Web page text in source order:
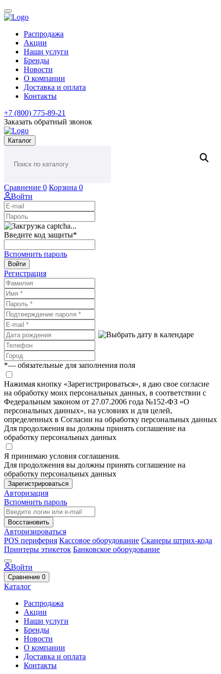
Распродажа
Акции
Наши услуги
Бренды
Новости
О компании
Доставка и оплата
Контакты
+7 (800) 775-89-21
Заказать обратный звонок
Каталог
Сравнение 0 Корзина 0
Войти
Введите код защиты*
Вспомнить пароль
Войти
Регистрация
*— обязательные для заполнения поля
Нажимая кнопку «Зарегистрироваться», я даю свое согласие
на обработку моих персональных данных, в соответствии с
Федеральным законом от 27.07.2006 года №152-ФЗ «О
персональных данных», на условиях и для целей,
определенных в Согласии на обработку персональных данных
Для продолжения вы должны принять соглашение на
обработку персональных данных
Я принимаю условия соглашения.
Для продолжения вы должны принять соглашение на
обработку персональных данных
Зарегистрироваться
Авторизация
Вспомнить пароль
Восстановить
Авторизироваться
POS периферия Кассовое оборудование Сканеры штрих-кода
Принтеры этикеток Банковское оборудование
Войти
Сравнение 0
Каталог
Распродажа
Акции
Наши услуги
Бренды
Новости
О компании
Доставка и оплата
Контакты